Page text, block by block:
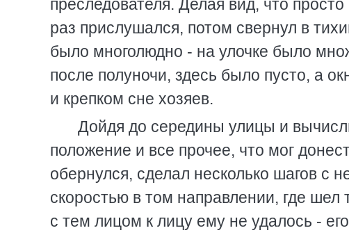
преследователя. Делая вид, что
раз прислушался, потом свернул в
было многолюдно - на улочке было
после полуночи, здесь было пусто, а
и крепком сне хозяев.
Дойдя до середины улицы и
положение и все прочее, что мог
обернулся, сделал несколько шагов с
скоростью в том направлении, где шел
с тем лицом к лицу ему не удалось -